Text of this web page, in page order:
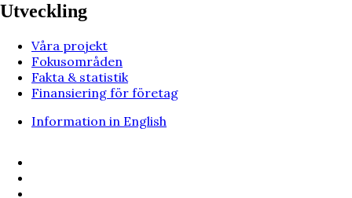
Utveckling
Våra projekt
Fokusområden
Fakta & statistik
Finansiering för företag
Information in English